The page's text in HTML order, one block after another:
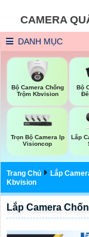
CAMERA
DANH MỤC
Bộ Camera Chống
Trộm Kbvision
Bộ
Trọn Bộ Camera Ip
Visioncop
Lắp
Trang Chủ Lắp
Kbvision
Lắp Camera